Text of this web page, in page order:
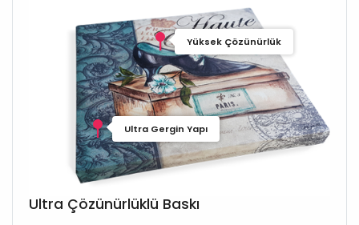
Yüksek Çözünürlük
Ultra Gergin Yapı
Ultra Çözünürlüklü Baskı